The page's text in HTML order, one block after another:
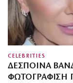
CELEBRITIES
ΔΈΣΠΟΙΝΑ
ΦΩΤΟΓΡΆΦΙΣΗ